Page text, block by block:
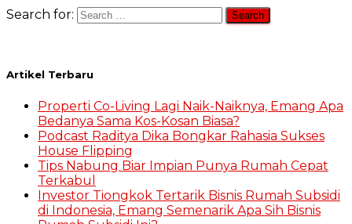
Search for:
Artikel Terbaru
Properti Co-Living Lagi Naik-Naiknya, Emang Apa
Bedanya Sama Kos-Kosan Biasa?
Podcast Raditya Dika Bongkar Rahasia Sukses
House Flipping
Tips Nabung Biar Impian Punya Rumah Cepat
Terkabul
Investor Tiongkok Tertarik Bisnis Rumah Subsidi
di Indonesia, Emang Semenarik Apa Sih Bisnis